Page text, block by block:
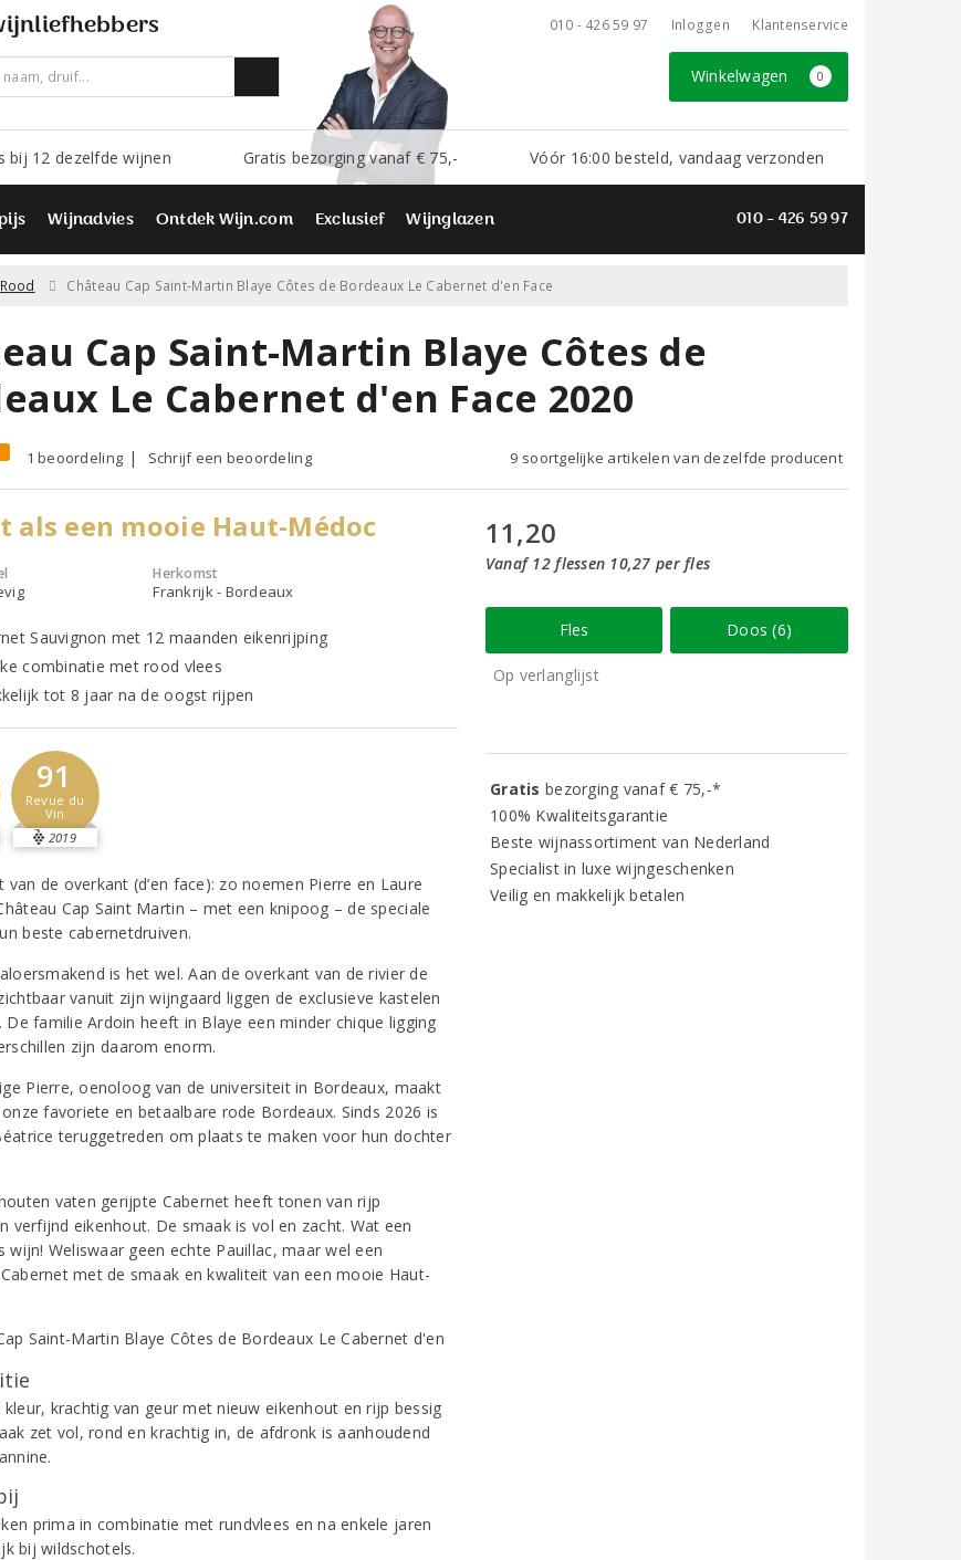
010 - 426 59 97 Inloggen Klantenservice
Winkelwagen 0
bij 12 dezelfde wijnen Gratis bezorging vanaf € 75,- Vóór 16:00 besteld, vandaag verzonden
Wijnadvies Ontdek Wijn.com Exclusief Wijnglazen 010 - 426 59 97
Rood Château Cap Saint-Martin Blaye Côtes de Bordeaux Le Cabernet d'en Face
Cap Saint-Martin Blaye Côtes de
Le Cabernet d'en Face 2020
1 beoordeling Schrijf een beoordeling 9 soortgelijke artikelen van dezelfde producent
als een mooie Haut-Médoc
Herkomst
Frankrijk - Bordeaux
Sauvignon met 12 maanden eikenrijping
combinatie met rood vlees
tot 8 jaar na de oogst rijpen
91
Revue du
Vin
2019
van de overkant (d’en face): zo noemen Pierre en Laure
Cap Saint Martin – met een knipoog – de speciale
beste cabernetdruiven.
is het wel. Aan de overkant van de rivier de
vanuit zijn wijngaard liggen de exclusieve kastelen
De familie Ardoin heeft in Blaye een minder chique ligging
zijn daarom enorm.
Pierre, oenoloog van de universiteit in Bordeaux, maakt
favoriete en betaalbare rode Bordeaux. Sinds 2026 is
teruggetreden om plaats te maken voor hun dochter
vaten gerijpte Cabernet heeft tonen van rijp
verfijnd eikenhout. De smaak is vol en zacht. Wat een
wijn! Weliswaar geen echte Pauillac, maar wel een
met de smaak en kwaliteit van een mooie Haut-
kleur, krachtig van geur met nieuw eikenhout en rijp bessig
zet vol, rond en krachtig in, de afdronk is aanhoudend
prima in combinatie met rundvlees en na enkele jaren
bij wildschotels.
11,20
Vanaf 12 flessen 10,27 per fles
Fles Doos (6)
Op verlanglijst
Gratisbezorging vanaf € 75,-*
100% Kwaliteitsgarantie
Beste wijnassortiment van Nederland
Specialist in luxe wijngeschenken
Veilig en makkelijk betalen